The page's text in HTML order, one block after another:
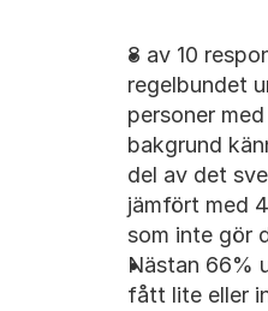
8 av 10
regelbundet
personer
bakgrund
del av det
jämfört med
som inte gör
Nästan 66%
fått lite eller